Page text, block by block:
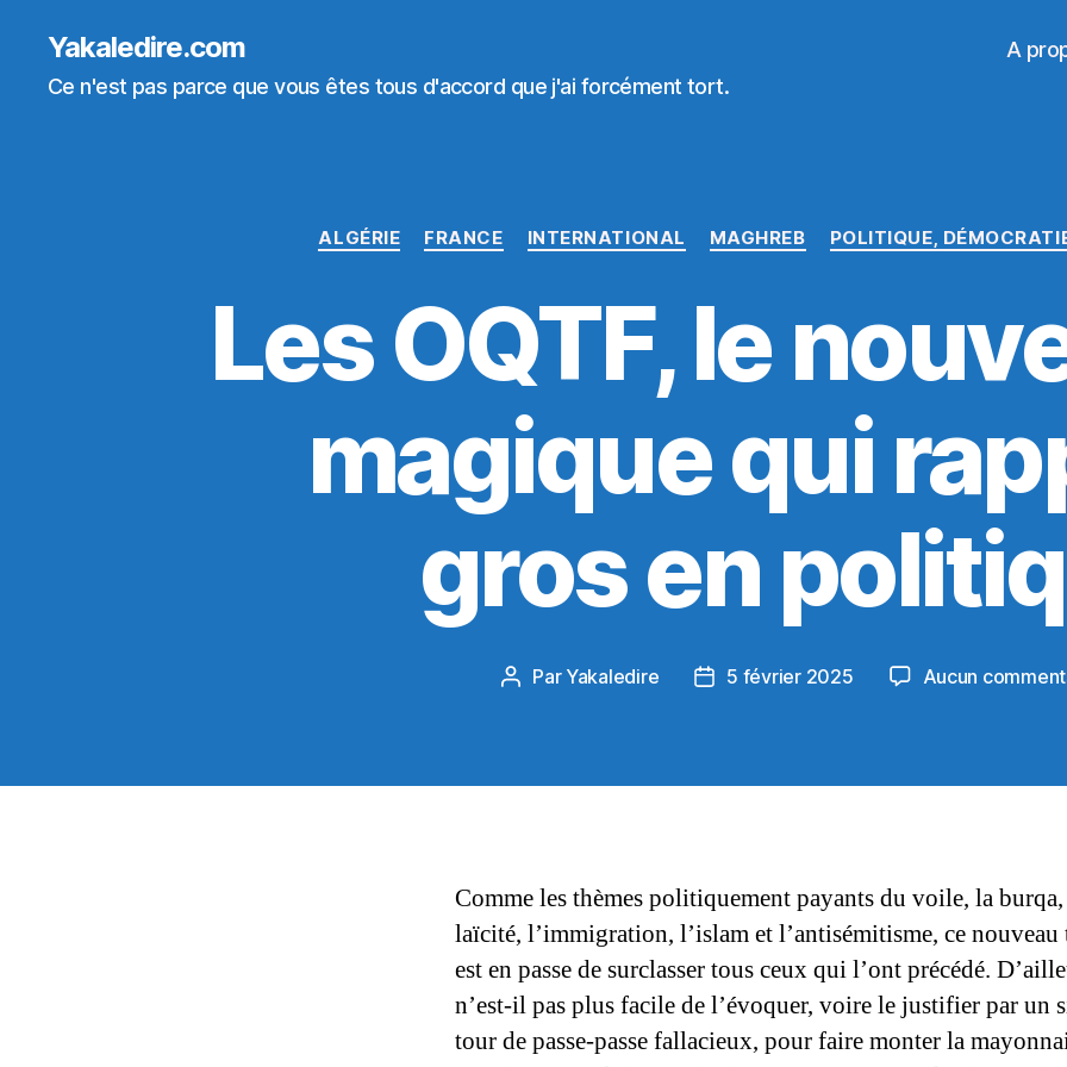
Yakaledire.com
Ce n'est pas parce que vous êtes tous d'accord que j'ai forcément tort.
A
Catégories
ALGÉRIE FRANCE INTERNATIONAL MAGHREB POLITIQUE,
Les OQTF, le
magique qui
gros en
Auteur
Par Yakaledire
Date5 février 2025 Aucun
Comme les thèmes politiquement payants du voile, la
laïcité, l’immigration, l’islam et l’antisémitisme, ce nouveau
est en passe de surclasser tous ceux qui l’ont précédé.
n’est-il pas plus facile de l’évoquer, voire le justifier par un
tour de passe-passe fallacieux, pour faire monter la